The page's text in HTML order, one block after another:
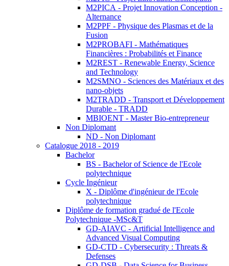
M2PICA - Projet Innovation Conception -
Alternance
M2PPF - Physique des Plasmas et de la
Fusion
M2PROBAFI - Mathématiques
Financières : Probabilités et Finance
M2REST - Renewable Energy, Science
and Technology
M2SMNO - Sciences des Matériaux et des
nano-objets
M2TRADD - Transport et Développement
Durable - TRADD
MBIOENT - Master Bio-entrepreneur
Non Diplomant
ND - Non Diplomant
Catalogue 2018 - 2019
Bachelor
BS - Bachelor of Science de l'Ecole
polytechnique
Cycle Ingénieur
X - Diplôme d'ingénieur de l'Ecole
polytechnique
Diplôme de formation gradué de l'Ecole
Polytechnique -MSc&T
GD-AIAVC - Artificial Intelligence and
Advanced Visual Computing
GD-CTD - Cybersecurity : Threats &
Defenses